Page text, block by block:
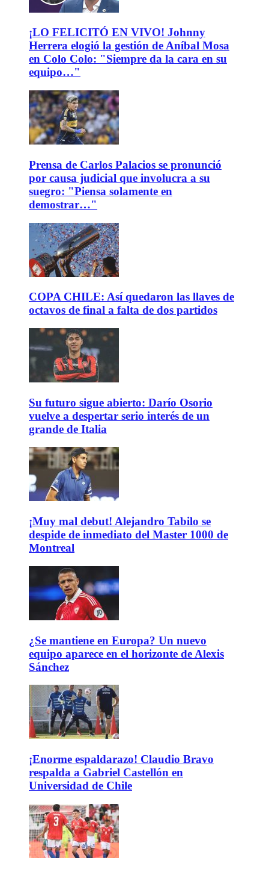
¡LO FELICITÓ EN VIVO! Johnny
Herrera elogió la gestión de Aníbal Mosa
en Colo Colo: "Siempre da la cara en su
equipo…"
Prensa de Carlos Palacios se pronunció
por causa judicial que involucra a su
suegro: "Piensa solamente en
demostrar…"
COPA CHILE: Así quedaron las llaves de
octavos de final a falta de dos partidos
Su futuro sigue abierto: Darío Osorio
vuelve a despertar serio interés de un
grande de Italia
¡Muy mal debut! Alejandro Tabilo se
despide de inmediato del Master 1000 de
Montreal
¿Se mantiene en Europa? Un nuevo
equipo aparece en el horizonte de Alexis
Sánchez
¡Enorme espaldarazo! Claudio Bravo
respalda a Gabriel Castellón en
Universidad de Chile